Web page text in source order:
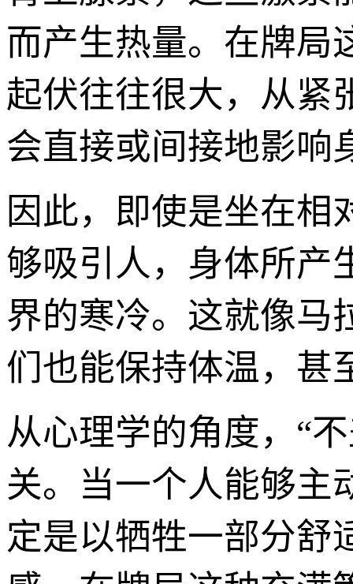
而产生热量。在牌局
起伏往往很大，从紧
会直接或间接地影响
因此，即使是坐在相
够吸引人，身体所产
界的寒冷。这就像马
们也能保持体温，甚
从心理学的角度，“
关。当一个人能够主
定是以牺牲一部分舒